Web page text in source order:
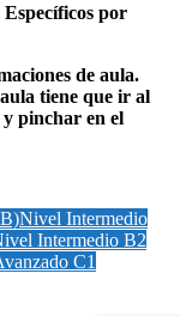
por
de aula.
tiene que ir al
pinchar en el
Nivel Intermedio
Intermedio B2
C1